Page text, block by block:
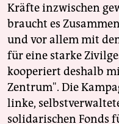
Kräfte inzwischen
braucht es
und vor allem mit
für eine starke
kooperiert deshalb
Zentrum". Die
linke,
solidarischen Fonds